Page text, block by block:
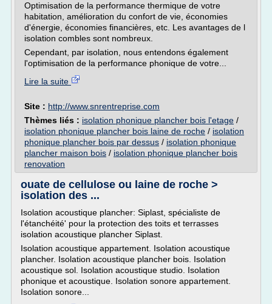
Optimisation de la performance thermique de votre
habitation, amélioration du confort de vie, économies
d'énergie, économies financières, etc. Les avantages de l
isolation combles sont nombreux.
Cependant, par isolation, nous entendons également
l'optimisation de la performance phonique de votre...
Lire la suite
Site : http://www.snrentreprise.com
Thèmes liés : isolation phonique plancher bois l'etage /
isolation phonique plancher bois laine de roche / isolation
phonique plancher bois par dessus / isolation phonique
plancher maison bois / isolation phonique plancher bois
renovation
ouate de cellulose ou laine de roche >
isolation des ...
Isolation acoustique plancher: Siplast, spécialiste de
l'étanchéité' pour la protection des toits et terrasses
isolation acoustique plancher Siplast.
Isolation acoustique appartement. Isolation acoustique
plancher. Isolation acoustique plancher bois. Isolation
acoustique sol. Isolation acoustique studio. Isolation
phonique et acoustique. Isolation sonore appartement.
Isolation sonore...